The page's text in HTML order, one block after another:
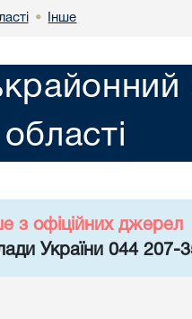
• Інше
області
з офіційних джерел
України 044 207-